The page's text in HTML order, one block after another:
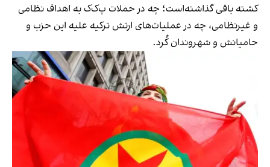
کشته باقی گذاشته‌‌است؛ چه در حملات پ‌ک‌ک به اهداف نظامی
و غیرنظامی، چه در عملیات‌های ارتش ترکیه علیه این حزب و
حامیانش و شهروندان کُرد.